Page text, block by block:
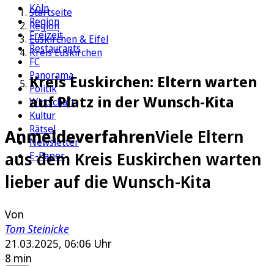
Köln
Region
Freizeit
Restaurants
FC
Panorama
Politik
Wirtschaft
Kultur
Rätsel
Newsletter
E-Paper
Startseite
Region
Euskirchen & Eifel
Kreis Euskirchen
Kreis Euskirchen: Eltern warten
auf Platz in der Wunsch-Kita
AnmeldeverfahrenViele Eltern
aus dem Kreis Euskirchen warten
lieber auf die Wunsch-Kita
Von
Tom Steinicke
21.03.2025, 06:06 Uhr
8 min